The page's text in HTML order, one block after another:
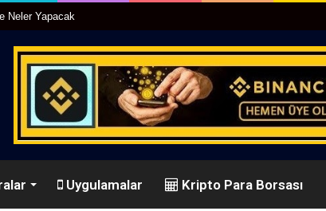
Neler Yapacak
Uygulamalar Kripto Para Borsası